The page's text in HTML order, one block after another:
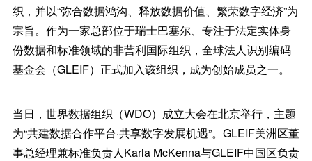
织，并以“弥合数据鸿沟、释放数据价值、繁荣数字经济”为
宗旨。作为一家总部位于瑞士巴塞尔、专注于法定实体身
份数据和标准领域的非营利国际组织，全球法人识别编码
基金会（GLEIF）正式加入该组织，成为创始成员之一。
当日，世界数据组织（WDO）成立大会在北京举行，主题
为“共建数据合作平台·共享数字发展机遇”。GLEIF美洲区董
事总经理兼标准负责人Karla McKenna与GLEIF中国区负责